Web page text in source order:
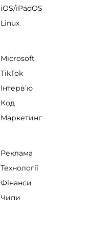
iOS/iPadOS
Linux
Microsoft
TikTok
Інтервʼю
Код
Маркетинг
Реклама
Технології
Фінанси
Чипи